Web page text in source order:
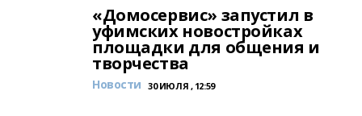
«Домосервис» запустил в
уфимских новостройках
площадки для общения и
творчества
Новости 30 ИЮЛЯ , 12:59